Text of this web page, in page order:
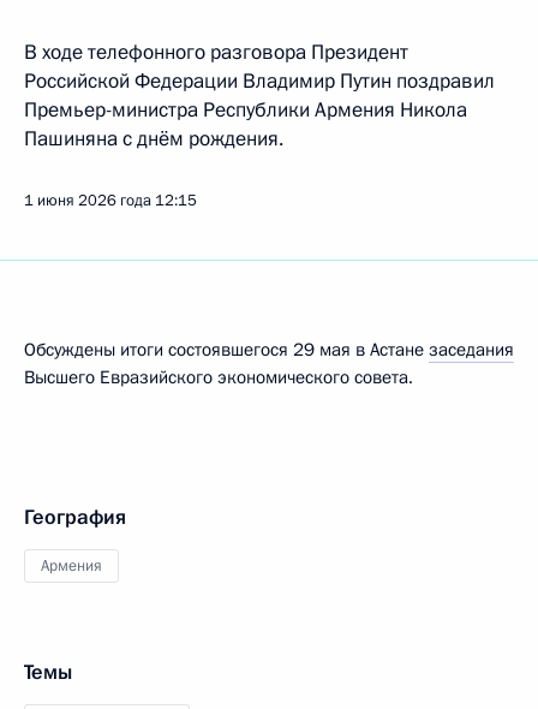
В ходе телефонного разговора Президент
Российской Федерации Владимир Путин поздравил
Премьер-министра Республики Армения Никола
Пашиняна с днём рождения.
1 июня 2026 года 12:15
Обсуждены итоги состоявшегося 29 мая в Астане заседания
Высшего Евразийского экономического совета.
География
Армения
Темы